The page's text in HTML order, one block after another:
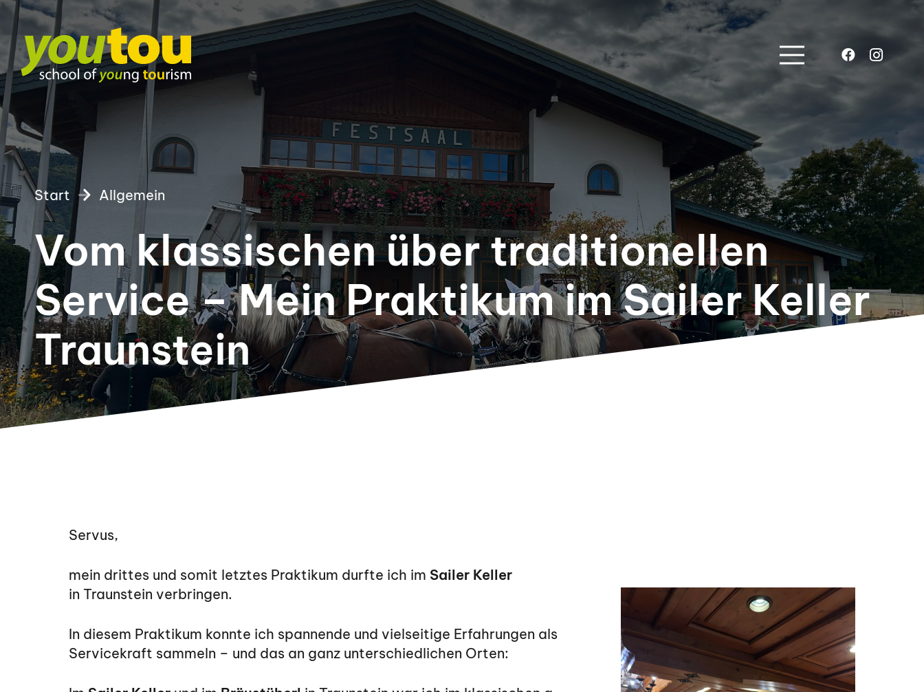
Start Allgemein
Vom klassischen über traditionellen
Service – Mein Praktikum im Sailer Keller
Traunstein
Servus,
mein drittes und somit letztes Praktikum durfte ich im Sailer Keller
in Traunstein verbringen.
In diesem Praktikum konnte ich spannende und vielseitige Erfahrungen als
Servicekraft sammeln – und das an ganz unterschiedlichen Orten: